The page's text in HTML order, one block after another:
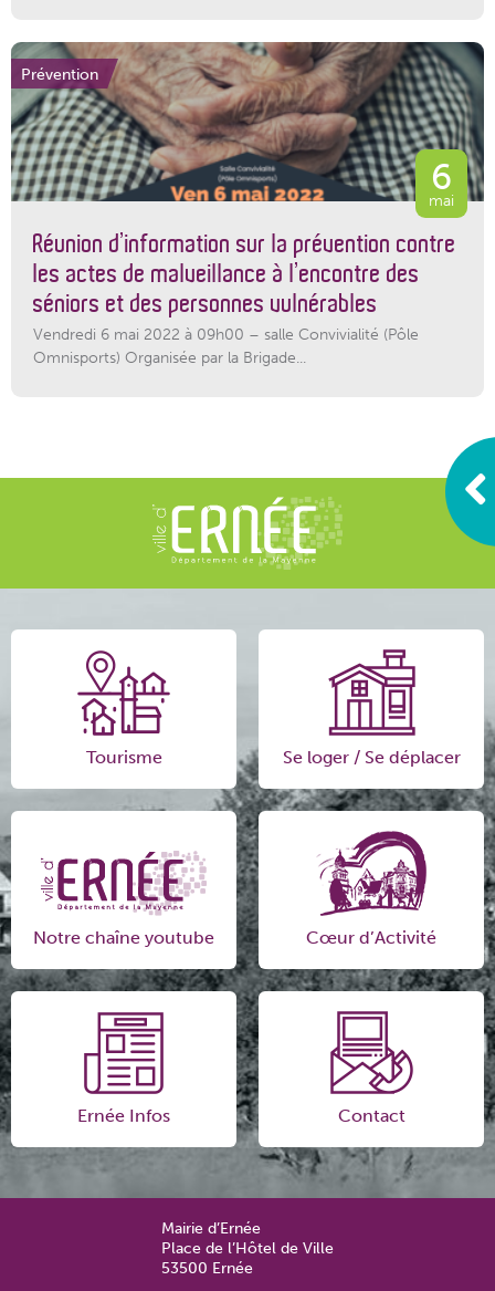
Prévention
6
mai
Réunion d’information sur la prévention contre
les actes de malveillance à l’encontre des
séniors et des personnes vulnérables
Vendredi 6 mai 2022 à 09h00 – salle Convivialité (Pôle
Omnisports) Organisée par la Brigade...
Tourisme Se loger / Se déplacer
Notre chaîne youtube Cœur d’Activité
Ernée Infos Contact
Mairie d’Ernée
Place de l’Hôtel de Ville
53500 Ernée